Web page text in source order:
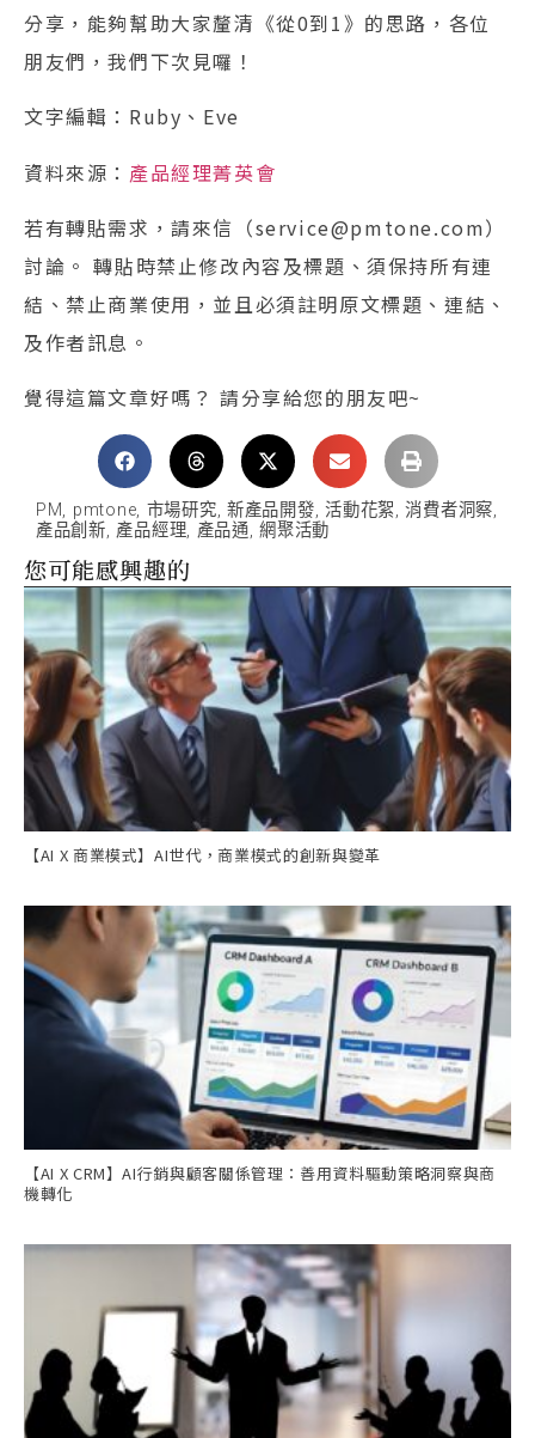
分享，能夠幫助大家釐清《從0到1》的思路，各位
朋友們，我們下次見囉！
文字編輯：Ruby、Eve
資料來源： 產品經理菁英會
若有轉貼需求，請來信（service@pmtone.com）
討論。 轉貼時禁止修改內容及標題、須保持所有連
結、禁止商業使用，並且必須註明原文標題、連結、
及作者訊息。
覺得這篇文章好嗎？ 請分享給您的朋友吧~
PM, pmtone, 市場研究,新產品開發,活動花絮,消費者洞察,
產品創新, 產品經理, 產品通,網聚活動
您可能感興趣的
【AI X 商業模式】AI世代，商業模式的創新與變革
【AI X CRM】AI行銷與顧客關係管理：善用資料驅動策略洞察與商
機轉化